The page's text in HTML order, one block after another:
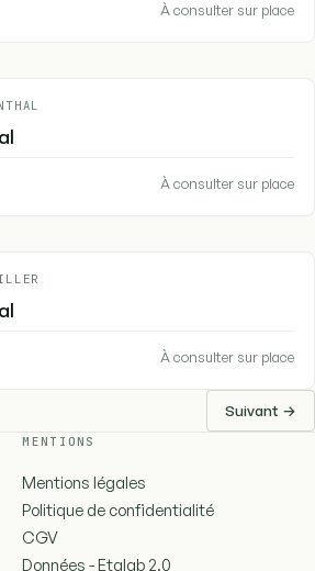
À consulter sur place
À consulter sur place
À consulter sur place
Suivant →
MENTIONS
Mentions légales
Politique de confidentialité
CGV
Données - Etalab 2.0